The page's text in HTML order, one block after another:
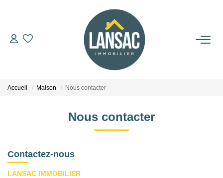
ACHETER
NOUS REJOINDRE
Accueil Maison Nous contacter
Nous contacter
Contactez-nous
LANSAC IMMOBILIER